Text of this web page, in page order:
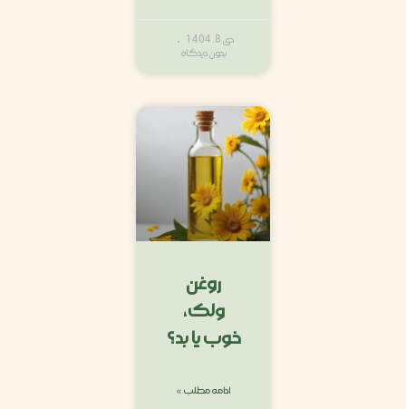
دی 8, 1404
بدون دیدگاه
روغن
ولک،
خوب یا بد؟
ادامه مطلب »